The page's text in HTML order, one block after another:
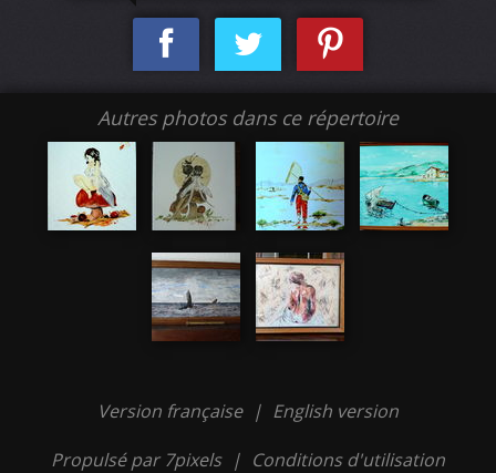
Autres photos dans ce répertoire
Version française | English version
Propulsé par 7pixels | Conditions d'utilisation